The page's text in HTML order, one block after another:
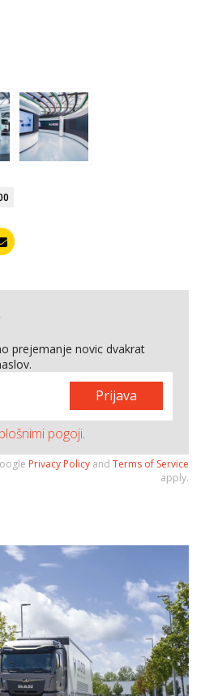
prejemanje novic dvakrat
Prijava
pogoji.
Privacy Policy and Terms of Service
apply.